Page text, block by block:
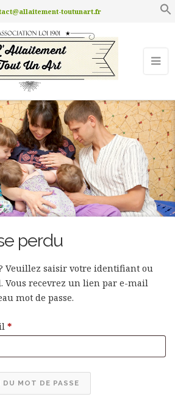
toutunart.fr
perdu
Veuillez saisir votre identifiant ou
Vous recevrez un lien par e-mail
mot de passe.
*Obligatoire
MOT DE PASSE